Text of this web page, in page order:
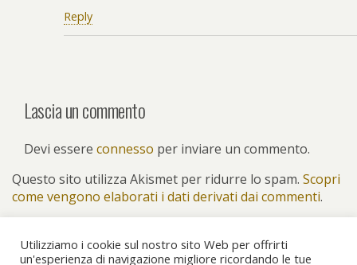
Reply
Lascia un commento
Devi essere connesso per inviare un commento.
Questo sito utilizza Akismet per ridurre lo spam. Scopri
come vengono elaborati i dati derivati dai commenti.
Utilizziamo i cookie sul nostro sito Web per offrirti
un'esperienza di navigazione migliore ricordando le tue